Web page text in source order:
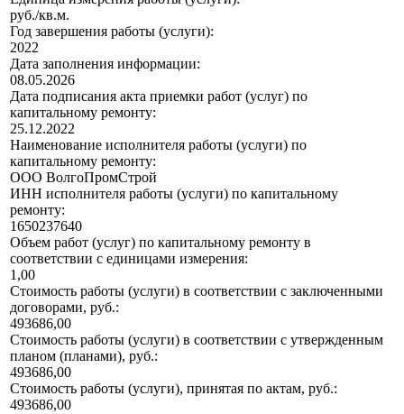
руб./кв.м.
Год завершения работы (услуги):
2022
Дата заполнения информации:
08.05.2026
Дата подписания акта приемки работ (услуг) по
капитальному ремонту:
25.12.2022
Наименование исполнителя работы (услуги) по
капитальному ремонту:
ООО ВолгоПромСтрой
ИНН исполнителя работы (услуги) по капитальному
ремонту:
1650237640
Объем работ (услуг) по капитальному ремонту в
соответствии с единицами измерения:
1,00
Стоимость работы (услуги) в соответствии с заключенными
договорами, руб.:
493686,00
Стоимость работы (услуги) в соответствии с утвержденным
планом (планами), руб.:
493686,00
Стоимость работы (услуги), принятая по актам, руб.:
493686,00